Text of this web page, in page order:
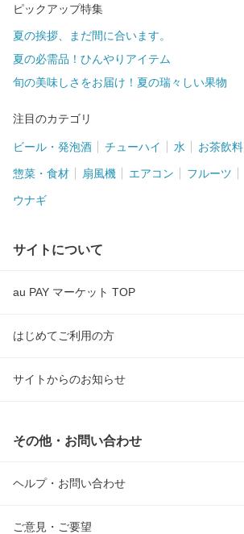
ピックアップ特集
夏の挨拶、まだ間に合います。
夏の必需品！ひんやりアイテム
旬の美味しさをお届け！夏の瑞々しい果物
注目のカテゴリ
ビール・発泡酒 チューハイ 水 お茶飲料
惣菜・食材 扇風機 エアコン フルーツ
ウナギ
サイトについて
au PAY マーケット TOP
はじめてご利用の方
サイトからのお知らせ
その他・お問い合わせ
ヘルプ・お問い合わせ
ご意見・ご要望